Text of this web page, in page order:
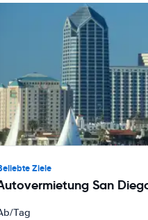
Ziele
San
/Tag